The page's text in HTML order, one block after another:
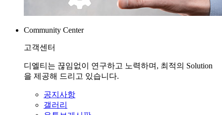
Community Center
고객센터
디엘티는 끊임없이 연구하고 노력하며, 최적의 Solution
을 제공해 드리고 있습니다.
공지사항
갤러리